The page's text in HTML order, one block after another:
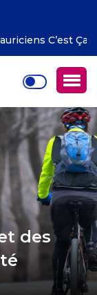
C’est Ça!
des